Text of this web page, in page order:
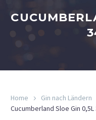
Home Gin nach Ländern
Cucumberland Sloe Gin 0,5L